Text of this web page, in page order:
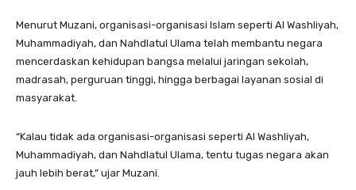
Menurut Muzani, organisasi-organisasi Islam seperti Al Washliyah,
Muhammadiyah, dan Nahdlatul Ulama telah membantu negara
mencerdaskan kehidupan bangsa melalui jaringan sekolah,
madrasah, perguruan tinggi, hingga berbagai layanan sosial di
masyarakat.
“Kalau tidak ada organisasi-organisasi seperti Al Washliyah,
Muhammadiyah, dan Nahdlatul Ulama, tentu tugas negara akan
jauh lebih berat,” ujar Muzani.